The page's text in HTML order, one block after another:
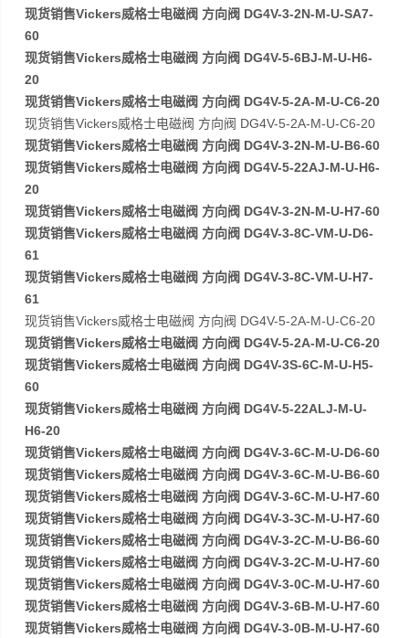
现货销售Vickers威格士电磁阀 方向阀 DG4V-3-2N-M-U-SA7-
60
现货销售Vickers威格士电磁阀 方向阀 DG4V-5-6BJ-M-U-H6-
20
现货销售Vickers威格士电磁阀 方向阀 DG4V-5-2A-M-U-C6-20
现货销售Vickers威格士电磁阀 方向阀 DG4V-5-2A-M-U-C6-20
现货销售Vickers威格士电磁阀 方向阀 DG4V-3-2N-M-U-B6-60
现货销售Vickers威格士电磁阀 方向阀 DG4V-5-22AJ-M-U-H6-
20
现货销售Vickers威格士电磁阀 方向阀 DG4V-3-2N-M-U-H7-60
现货销售Vickers威格士电磁阀 方向阀 DG4V-3-8C-VM-U-D6-
61
现货销售Vickers威格士电磁阀 方向阀 DG4V-3-8C-VM-U-H7-
61
现货销售Vickers威格士电磁阀 方向阀 DG4V-5-2A-M-U-C6-20
现货销售Vickers威格士电磁阀 方向阀 DG4V-5-2A-M-U-C6-20
现货销售Vickers威格士电磁阀 方向阀 DG4V-3S-6C-M-U-H5-
60
现货销售Vickers威格士电磁阀 方向阀 DG4V-5-22ALJ-M-U-
H6-20
现货销售Vickers威格士电磁阀 方向阀 DG4V-3-6C-M-U-D6-60
现货销售Vickers威格士电磁阀 方向阀 DG4V-3-6C-M-U-B6-60
现货销售Vickers威格士电磁阀 方向阀 DG4V-3-6C-M-U-H7-60
现货销售Vickers威格士电磁阀 方向阀 DG4V-3-3C-M-U-H7-60
现货销售Vickers威格士电磁阀 方向阀 DG4V-3-2C-M-U-B6-60
现货销售Vickers威格士电磁阀 方向阀 DG4V-3-2C-M-U-H7-60
现货销售Vickers威格士电磁阀 方向阀 DG4V-3-0C-M-U-H7-60
现货销售Vickers威格士电磁阀 方向阀 DG4V-3-6B-M-U-H7-60
现货销售Vickers威格士电磁阀 方向阀 DG4V-3-0B-M-U-H7-60